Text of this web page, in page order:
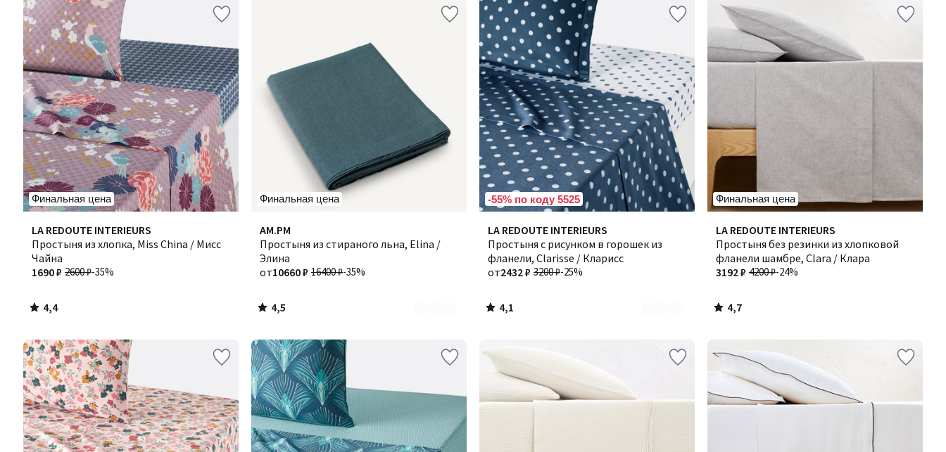
Финальная цена
LA REDOUTE INTERIEURS
Простыня из хлопка, Miss China / Мисс
Чайна
2600 ₽-35%
1690 ₽
4,4
/ 5
4,4
/
Финальная цена
AM.PM
Простыня из стираного льна, Elina /
Элина
16400 ₽-35%
от10660 ₽
4,5
/ 5
Количество
цветов:
7
4,5
/
-55% по коду 5525
LA REDOUTE INTERIEURS
Простыня с рисунком в горошек из
фланели, Clarisse / Кларисс
3200 ₽-25%
от2432 ₽
4,1
/ 5
Количество
цветов:
2
4,1
/
Финальная цена
LA REDOUTE INTERIEURS
Простыня без резинки из хлопковой
фланели шамбре, Clara / Клара
4200 ₽-24%
3192 ₽
4,7
/ 5
4,7
/